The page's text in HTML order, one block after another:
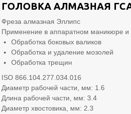
ГОЛОВКА АЛМАЗНАЯ
Фреза алмазная Эллипс
Применение в аппаратном маникюре и
Обработка боковых валиков
Обработка и удаление мозолей
Обработка трещин
ISO 866.104.277.034.016
Диаметр рабочей части, мм: 1.6
Длина рабочей части, мм: 3.4
Диаметр хвостовика, мм: 2.3